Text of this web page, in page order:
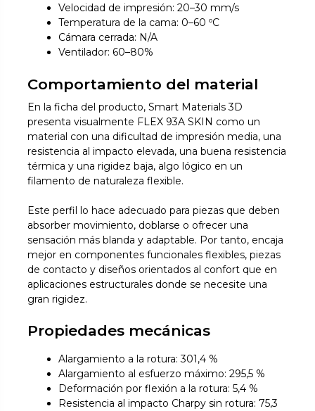
Velocidad de impresión: 20–30 mm/s
Temperatura de la cama: 0–60 ºC
Cámara cerrada: N/A
Ventilador: 60–80%
Comportamiento del material
En la ficha del producto, Smart Materials 3D
presenta visualmente FLEX 93A SKIN como un
material con una dificultad de impresión media, una
resistencia al impacto elevada, una buena resistencia
térmica y una rigidez baja, algo lógico en un
filamento de naturaleza flexible.
Este perfil lo hace adecuado para piezas que deben
absorber movimiento, doblarse o ofrecer una
sensación más blanda y adaptable. Por tanto, encaja
mejor en componentes funcionales flexibles, piezas
de contacto y diseños orientados al confort que en
aplicaciones estructurales donde se necesite una
gran rigidez.
Propiedades mecánicas
Alargamiento a la rotura: 301,4 %
Alargamiento al esfuerzo máximo: 295,5 %
Deformación por flexión a la rotura: 5,4 %
Resistencia al impacto Charpy sin rotura: 75,3